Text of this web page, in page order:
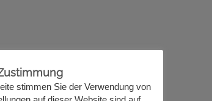
stimmen Sie der Verwendung von